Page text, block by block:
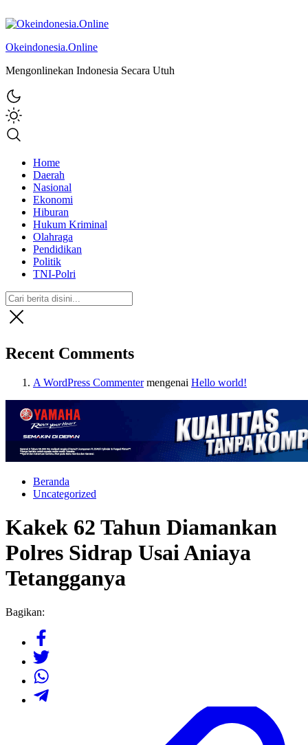
Okeindonesia.Online
Mengonlinekan Indonesia Secara Utuh
Home
Daerah
Nasional
Ekonomi
Hiburan
Hukum Kriminal
Olahraga
Pendidikan
Politik
TNI-Polri
Recent Comments
A WordPress Commentermengenai Hello world!
Beranda
Uncategorized
Kakek 62 Tahun Diamankan
Polres Sidrap Usai Aniaya
Tetangganya
Bagikan: